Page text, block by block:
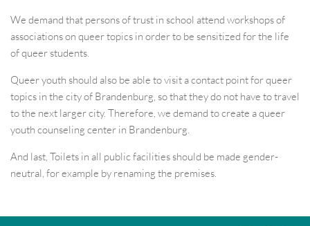
We demand that persons of trust in school attend workshops of
associations on queer topics in order to be sensitized for the life
of queer students.
Queer youth should also be able to visit a contact point for queer
topics in the city of Brandenburg, so that they do not have to travel
to the next larger city. Therefore, we demand to create a queer
youth counseling center in Brandenburg.
And last, Toilets in all public facilities should be made gender-
neutral, for example by renaming the premises.